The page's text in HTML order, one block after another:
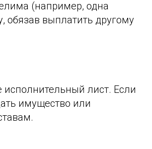
(например, одна
обязав выплатить другому
лист. Если
имущество или